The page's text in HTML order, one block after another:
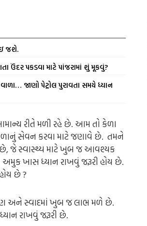
જશે.
ઉંદર પકડવા માટે પાંજરામાં શું મૂકવું?
જાણો પેટ્રોલ પુરાવતા સમયે ધ્યાન
રીતે મળી રહે છે. આમ તો કેળા
સેવન કરવા માટે જણાવે છે. તમને
જે સ્વાસ્થ્ય માટે ખુબ જ આવશ્યક
ખાસ ધ્યાન રાખવું જરૂરી હોય છે.
છે ?
અને સ્વાદમાં ખુબ જ લાભ મળે છે.
રાખવું જરૂરી છે.